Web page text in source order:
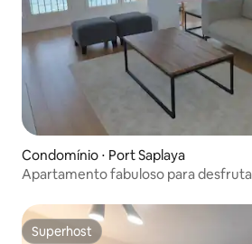
Condomínio ⋅ Port Saplaya
Apartamento fabuloso para
Superhost
Superhost